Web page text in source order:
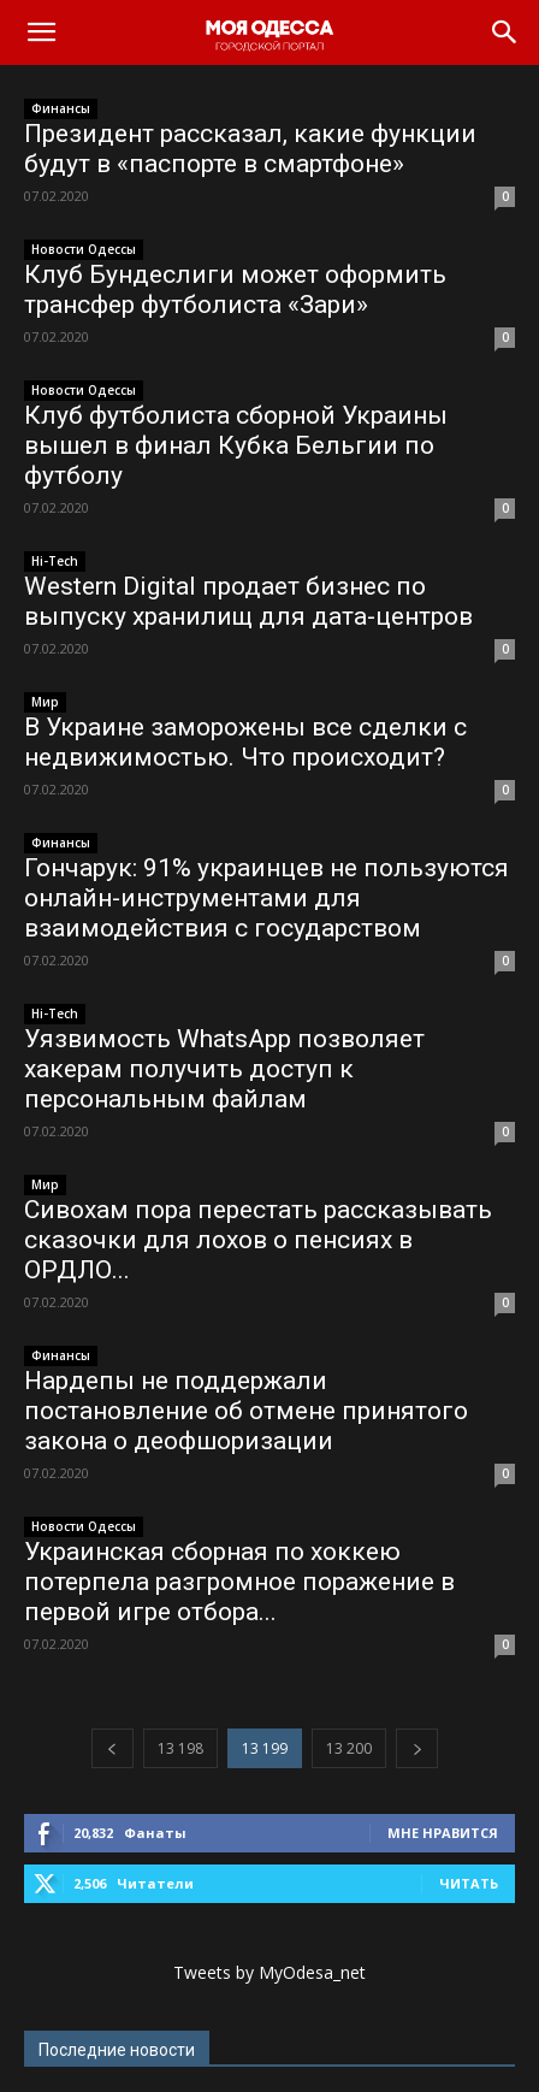
Моя
Одесса
Финансы
Президент рассказал, какие функции
будут в «паспорте в смартфоне»
07.02.2020 0
Новости Одессы
Клуб Бундеслиги может оформить
трансфер футболиста «Зари»
07.02.2020 0
Новости Одессы
Клуб футболиста сборной Украины
вышел в финал Кубка Бельгии по
футболу
07.02.2020 0
Hi-Tech
Western Digital продает бизнес по
выпуску хранилищ для дата-центров
07.02.2020 0
Мир
В Украине заморожены все сделки с
недвижимостью. Что происходит?
07.02.2020 0
Финансы
Гончарук: 91% украинцев не пользуются
онлайн-инструментами для
взаимодействия с государством
07.02.2020 0
Hi-Tech
Уязвимость WhatsApp позволяет
хакерам получить доступ к
персональным файлам
07.02.2020 0
Мир
Сивохам пора перестать рассказывать
сказочки для лохов о пенсиях в
ОРДЛО...
07.02.2020 0
Финансы
Нардепы не поддержали
постановление об отмене принятого
закона о деофшоризации
07.02.2020 0
Новости Одессы
Украинская сборная по хоккею
потерпела разгромное поражение в
первой игре отбора...
07.02.2020 0
13 198 13 199 13 200
20,832 Фанаты МНЕ НРАВИТСЯ
2,506 Читатели ЧИТАТЬ
Tweets by MyOdesa_net
Последние новости